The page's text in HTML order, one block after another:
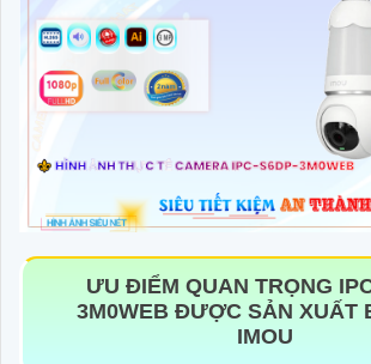
ƯU ĐIỂM QUAN TRỌNG
3M0WEB ĐƯỢC SẢN XUẤT
IMOU